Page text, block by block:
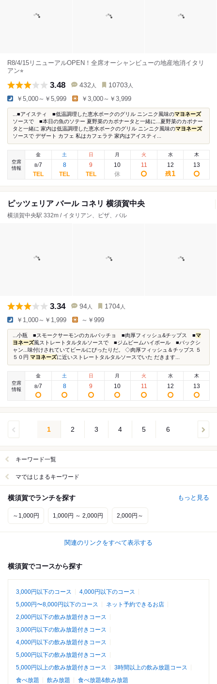
R8/4/15リニューアルOPEN！全席オーシャンビューの地産地消イタリ
アン⭐︎
3.48 432 人 10703 人
￥5,000～￥5,999 ￥3,000～￥3,999
...■アイスティ ■低温調理した恵水ポークのグリル ニンニク風味のマヨネーズ
ソースで ■本日の魚のソテー 夏野菜のカポナータと一緒に...夏野菜のカポナー
タと一緒に 家内は低温調理した恵水ポークのグリル ニンニク風味のマヨネーズ
ソースで デザート カフェ 私はカフェラテ 家内はアイスティ...
空席
情報
金
8/7
土
8
日
9
月
10
火
11
水
12
残1
木
13
ピッツェリア バール コネリ 横須賀中央
横須賀中央駅 332m / イタリアン、ピザ、バル
3.34 94 人 1704 人
￥1,000～￥1,999 ～￥999
...小瓶 ■スモークサーモンのカルパッチョ ■肉厚フィッシュ&チップス ■マ
ヨネーズ風ストレートタルタルソースで ■ジムビームハイボール ■バックシ
ャン...味付けされていてビールにぴったりだ。 ◇肉厚フィッシュ＆チップス ５
５０円 マヨネーズに近いストレートタルタルソースでいた だきます...
空席
情報
金
8/7
土
8
日
9
月
10
火
11
水
12
木
13
1 2 3 4 5 6
キーワード一覧
マではじまるキーワード
横須賀でランチを探す もっと見る
～1,000円 1,000円 ～ 2,000円 2,000円～
関連のリンクをすべて表示する
横須賀でコースから探す
3,000円以下のコース
4,000円以下のコース
5,000円〜8,000円以下のコース
ネット予約できるお店
2,000円以下の飲み放題付きコース
3,000円以下の飲み放題付きコース
4,000円以下の飲み放題付きコース
5,000円以下の飲み放題付きコース
5,000円以上の飲み放題付きコース
3時間以上の飲み放題コース
食べ放題
飲み放題 食べ放題&飲み放題